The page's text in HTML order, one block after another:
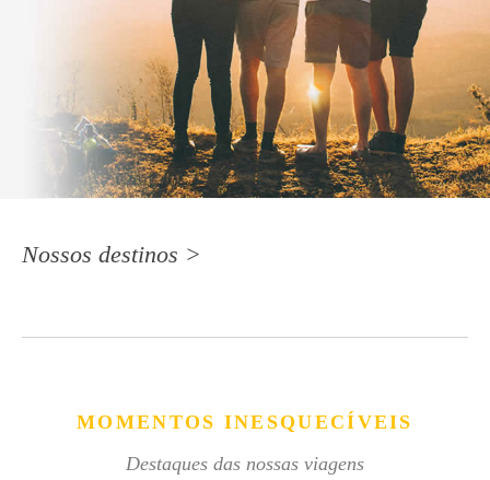
Nossos destinos >
MOMENTOS INESQUECÍVEIS
Destaques das nossas viagens